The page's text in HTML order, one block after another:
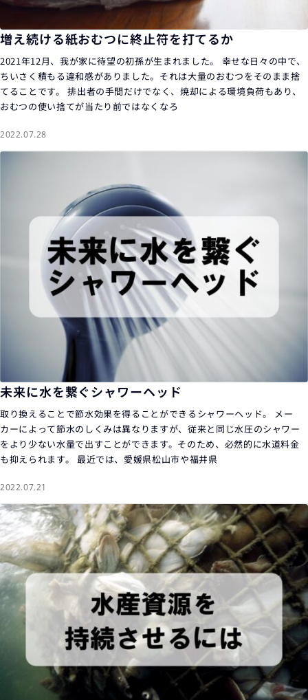
増え続ける紙おむつに終止符を打てるか
2021年12月、我が家に待望の初孫が生まれました。 幸せな日々の中で、
ちいさく積もる違和感がありました。それは大量のおむつをそのまま捨
てることです。 排出者の手間だけでなく、焼却による環境負荷もあり、
おむつの使い捨てが当たり前ではなくなろ
2022.07.28
未来に水を繋ぐシャワーヘッド
取り換えることで節水効果を得ることができるシャワーヘッド。 メー
カーによって節水のしくみは異なりますが、従来と同じ水圧のシャワー
をより少ない水量で出すことができます。そのため、必然的に水道料金
も抑えられます。 最近では、愛媛県松山市や福井県
2022.07.21